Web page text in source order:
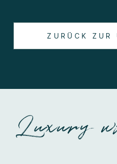
ZURÜCK ZUR
Luxury